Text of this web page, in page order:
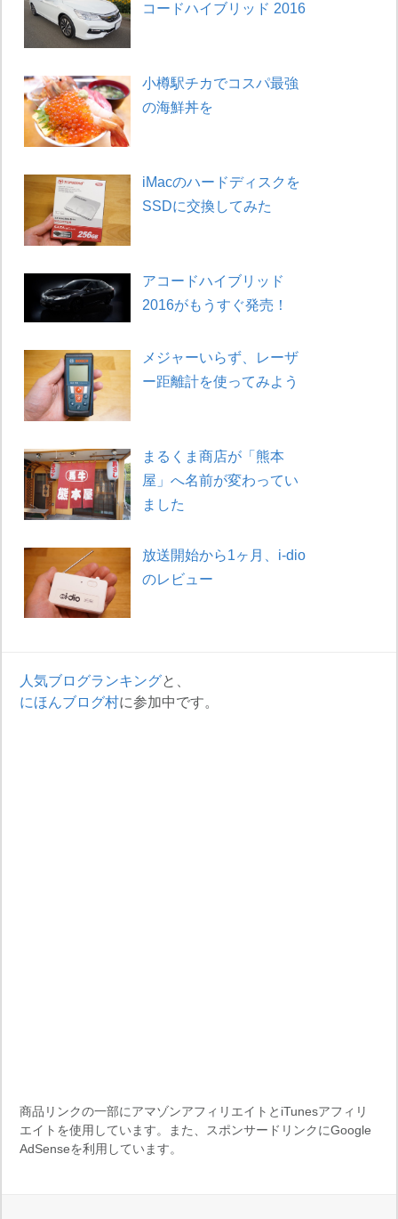
コードハイブリッド 2016
小樽駅チカでコスパ最強
の海鮮丼を
iMacのハードディスクを
SSDに交換してみた
アコードハイブリッド
2016がもうすぐ発売！
メジャーいらず、レーザ
ー距離計を使ってみよう
まるくま商店が「熊本
屋」へ名前が変わってい
ました
放送開始から1ヶ月、i-dio
のレビュー
人気ブログランキングと、
にほんブログ村に参加中です。
商品リンクの一部にアマゾンアフィリエイトとiTunesアフィリ
エイトを使用しています。また、スポンサードリンクにGoogle
AdSenseを利用しています。